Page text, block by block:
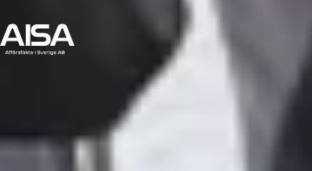
Partners